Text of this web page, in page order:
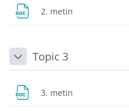
2. metin
DaraltTopic 3
3. metin